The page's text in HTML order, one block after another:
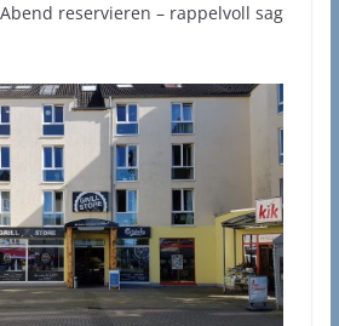
reservieren – rappelvoll sag